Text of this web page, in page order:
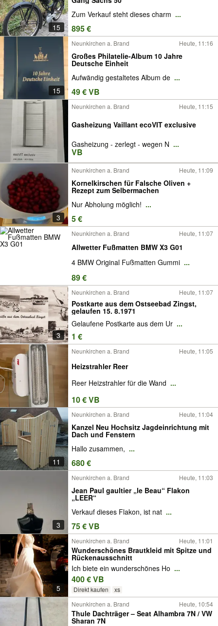
15
Zum Verkauf steht dieses charm ...
895 €
15
Neunkirchen a. Brand Heute, 11:16
Großes Philatelie-Album 10 Jahre
Deutsche Einheit
Aufwändig gestaltetes Album de ...
49 € VB
Neunkirchen a. Brand Heute, 11:15
Gasheizung Vaillant ecoVIT exclusive
Gasheizung - zerlegt - wegen N ...
VB
3
Neunkirchen a. Brand Heute, 11:09
Kornelkirschen für Falsche Oliven +
Rezept zum Selbermachen
Nur Abholung möglich! ...
5 €
Neunkirchen a. Brand Heute, 11:07
Allwetter Fußmatten BMW X3 G01
4 BMW Original Fußmatten Gummi ...
89 €
3
Neunkirchen a. Brand Heute, 11:07
Postkarte aus dem Ostseebad Zingst,
gelaufen 15. 8.1971
Gelaufene Postkarte aus dem Ur ...
1 €
Neunkirchen a. Brand Heute, 11:05
Heizstrahler Reer
Reer Heizstrahler für die Wand ...
10 € VB
11
Neunkirchen a. Brand Heute, 11:04
Kanzel Neu Hochsitz Jagdeinrichtung mit
Dach und Fenstern
Hallo zusammen, ...
680 €
3
Neunkirchen a. Brand Heute, 11:03
Jean Paul gaultier „le Beau“ Flakon
„LEER“
Verkauf dieses Flakon, ist nat ...
75 € VB
5
Neunkirchen a. Brand Heute, 11:01
Wunderschönes Brautkleid mit Spitze und
Rückenausschnitt
Ich biete ein wunderschönes Ho ...
400 € VB
Direkt kaufen xs
Neunkirchen a. Brand Heute, 10:54
Thule Dachträger – Seat Alhambra 7N / VW
Sharan 7N